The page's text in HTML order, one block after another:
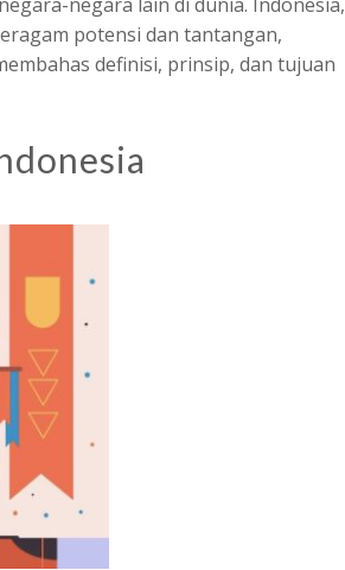
potensi dan tantangan,
definisi, prinsip, dan tujuan